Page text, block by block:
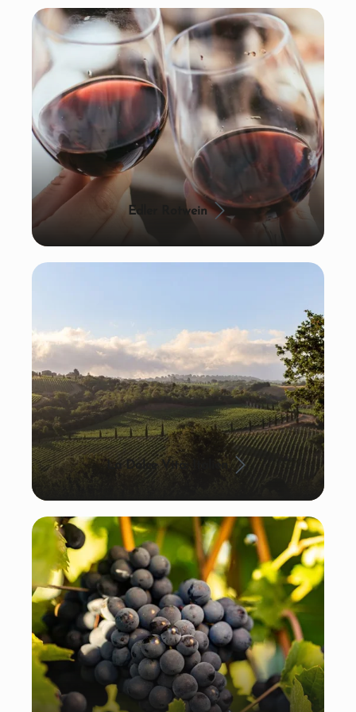
Edler Rotwein
La Dolce Vita: Italien